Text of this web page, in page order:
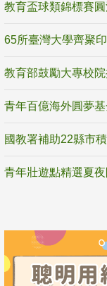
65所臺灣大學齊聚